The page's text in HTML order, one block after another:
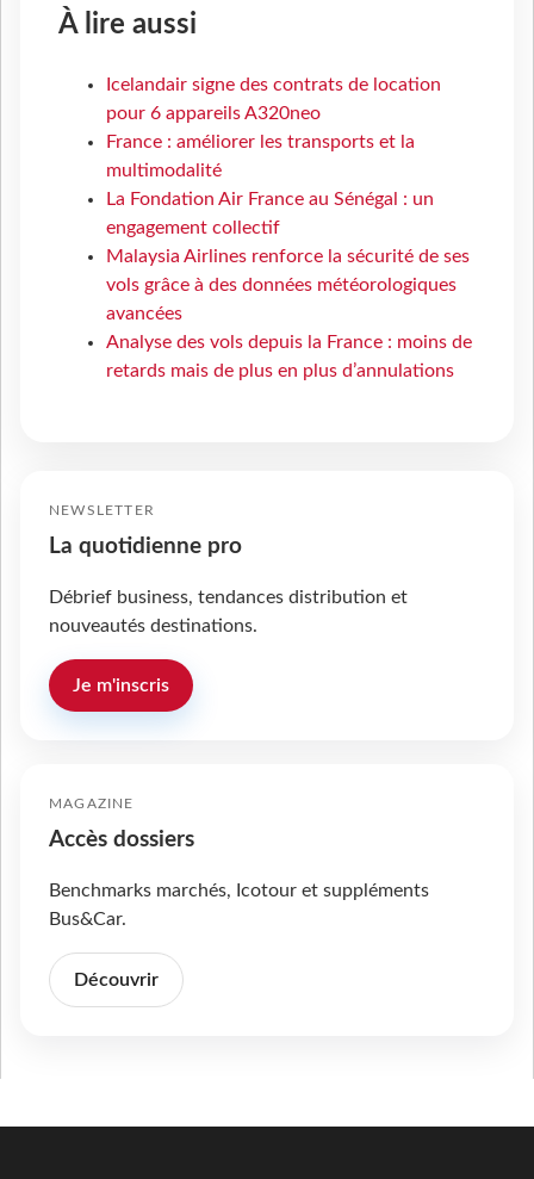
À lire aussi
Icelandair signe des contrats de location
pour 6 appareils A320neo
France : améliorer les transports et la
multimodalité
La Fondation Air France au Sénégal : un
engagement collectif
Malaysia Airlines renforce la sécurité de ses
vols grâce à des données météorologiques
avancées
Analyse des vols depuis la France : moins de
retards mais de plus en plus d’annulations
NEWSLETTER
La quotidienne pro
Débrief business, tendances distribution et
nouveautés destinations.
Je m'inscris
MAGAZINE
Accès dossiers
Benchmarks marchés, Icotour et suppléments
Bus&Car.
Découvrir